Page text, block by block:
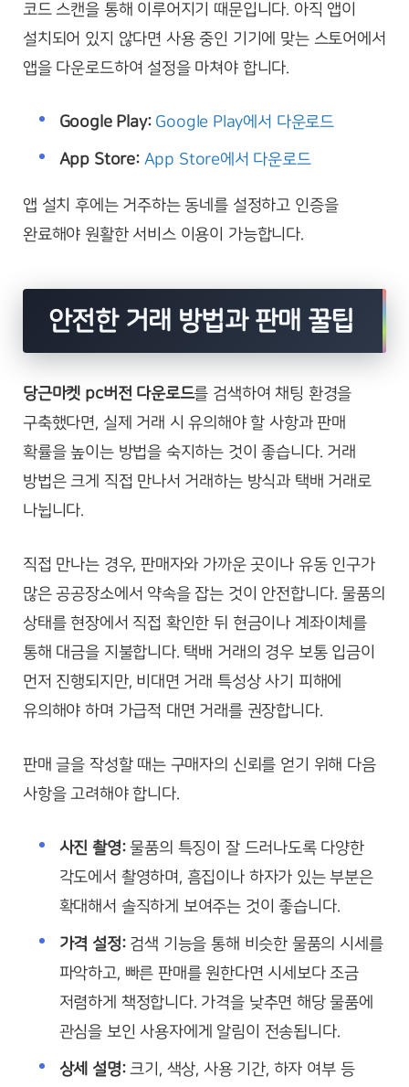
코드 스캔을 통해 이루어지기 때문입니다. 아직 앱이
설치되어 있지 않다면 사용 중인 기기에 맞는 스토어에서
앱을 다운로드하여 설정을 마쳐야 합니다.
Google Play: Google Play에서 다운로드
App Store: App Store에서 다운로드
앱 설치 후에는 거주하는 동네를 설정하고 인증을
완료해야 원활한 서비스 이용이 가능합니다.
안전한 거래 방법과 판매 꿀팁
당근마켓 pc버전 다운로드를 검색하여 채팅 환경을
구축했다면, 실제 거래 시 유의해야 할 사항과 판매
확률을 높이는 방법을 숙지하는 것이 좋습니다. 거래
방법은 크게 직접 만나서 거래하는 방식과 택배 거래로
나뉩니다.
직접 만나는 경우, 판매자와 가까운 곳이나 유동 인구가
많은 공공장소에서 약속을 잡는 것이 안전합니다. 물품의
상태를 현장에서 직접 확인한 뒤 현금이나 계좌이체를
통해 대금을 지불합니다. 택배 거래의 경우 보통 입금이
먼저 진행되지만, 비대면 거래 특성상 사기 피해에
유의해야 하며 가급적 대면 거래를 권장합니다.
판매 글을 작성할 때는 구매자의 신뢰를 얻기 위해 다음
사항을 고려해야 합니다.
사진 촬영:물품의 특징이 잘 드러나도록 다양한
각도에서 촬영하며, 흠집이나 하자가 있는 부분은
확대해서 솔직하게 보여주는 것이 좋습니다.
가격 설정:검색 기능을 통해 비슷한 물품의 시세를
파악하고, 빠른 판매를 원한다면 시세보다 조금
저렴하게 책정합니다. 가격을 낮추면 해당 물품에
관심을 보인 사용자에게 알림이 전송됩니다.
상세 설명:크기, 색상, 사용 기간, 하자 여부 등